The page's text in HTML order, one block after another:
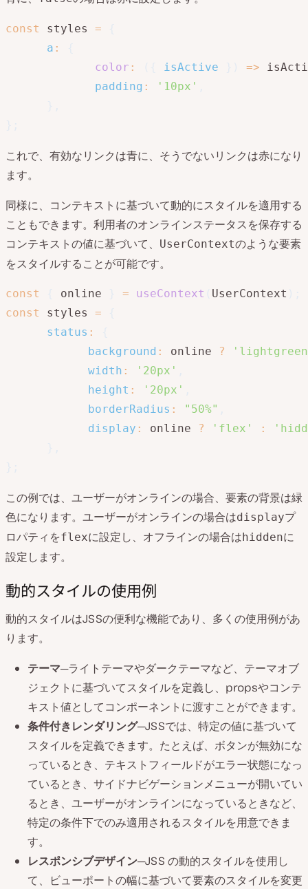
const styles =
a :
color : isActive =>
padding : '10px'
これで、有効なリンクは青に、そうでないリンクは赤になり
ます。
同様に、コンテキストに基づいて動的にスタイルを適用する
こともできます。利用者のオンラインステータスを保存する
コンテキストの値に基づいて、
UserContextのような要素
をスタイルすることが可能です。
const online = useContext UserContext
const
styles =
status :
background : online ?
width : '20px'
height : '20px'
borderRadius : "50%"
display : online ? 'flex' :
この例では、ユーザーがオンラインの場合、要素の背景は緑
色になります。ユーザーがオンラインの場合はdisplayプ
ロパティをflexに設定し、オフラインの場合はhiddenに
設定します。
動的スタイルの使用例
動的スタイルはJSSの便利な機能であり、多くの使用例があ
ります。
テーマ─ライトテーマやダークテーマなど、テーマオブ
ジェクトに基づいてスタイルを定義し、propsやコンテ
キスト値としてコンポーネントに渡すことができます。
条件付きレンダリング─JSSでは、特定の値に基づいて
スタイルを定義できます。たとえば、ボタンが無効にな
っているとき、テキストフィールドがエラー状態になっ
ているとき、サイドナビゲーションメニューが開いてい
るとき、ユーザーがオンラインになっているときなど、
特定の条件下でのみ適用されるスタイルを用意できま
す。
レスポンシブデザイン─JSS の動的スタイルを使用し
て、ビューポートの幅に基づいて要素のスタイルを変更